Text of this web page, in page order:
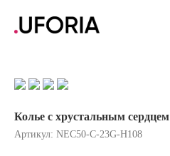
Колье с хрустальным сердцем
Артикул: NEC50-C-23G-H108